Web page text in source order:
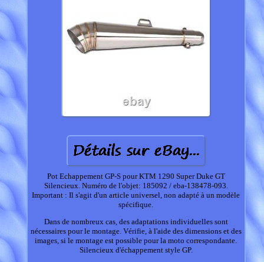
Pot Echappement GP-S pour KTM 1290 Super Duke GT
Silencieux. Numéro de l'objet: 185092 / eba-138478-093.
Important : Il s'agit d'un article universel, non adapté à un modèle
spécifique.
Dans de nombreux cas, des adaptations individuelles sont
nécessaires pour le montage. Vérifie, à l'aide des dimensions et des
images, si le montage est possible pour la moto correspondante.
Silencieux d'échappement style GP.